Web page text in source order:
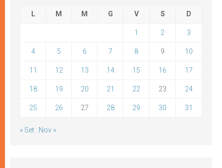
L M M G V S D
1 2 3
4 5 6 7 8 9 10
11 12 13 14 15 16 17
18 19 20 21 22 23 24
25 26 27 28 29 30 31
« Set Nov »